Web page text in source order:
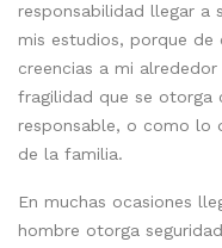
responsabilidad llegar a
mis estudios, porque
creencias a mi
fragilidad que se otorga
responsable, o como lo
de la familia.
En muchas ocasiones
hombre otorga